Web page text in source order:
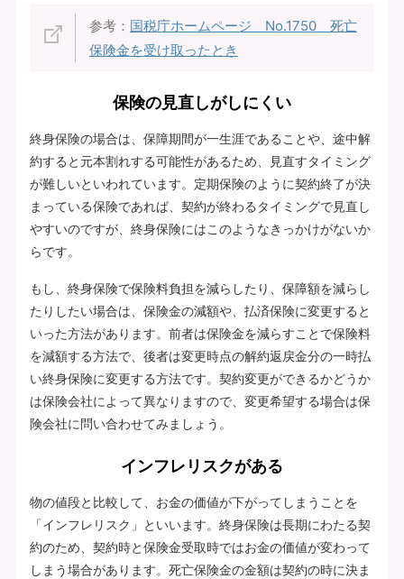
参考： 国税庁ホームページ No.1750 死亡
保険金を受け取ったとき
保険の見直しがしにくい
終身保険の場合は、保障期間が一生涯であることや、途中解
約すると元本割れする可能性があるため、見直すタイミング
が難しいといわれています。定期保険のように契約終了が決
まっている保険であれば、契約が終わるタイミングで見直し
やすいのですが、終身保険にはこのようなきっかけがないか
らです。
もし、終身保険で保険料負担を減らしたり、保障額を減らし
たりしたい場合は、保険金の減額や、払済保険に変更すると
いった方法があります。前者は保険金を減らすことで保険料
を減額する方法で、後者は変更時点の解約返戻金分の一時払
い終身保険に変更する方法です。契約変更ができるかどうか
は保険会社によって異なりますので、変更希望する場合は保
険会社に問い合わせてみましょう。
インフレリスクがある
物の値段と比較して、お金の価値が下がってしまうことを
「インフレリスク」といいます。終身保険は長期にわたる契
約のため、契約時と保険金受取時ではお金の価値が変わって
しまう場合があります。死亡保険金の金額は契約の時に決ま